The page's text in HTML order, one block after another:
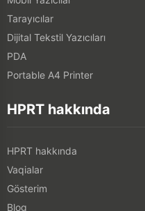
Tarayıcılar
Dijital Tekstil Yazıcıları
PDA
Portable A4 Printer
HPRT hakkında
HPRT hakkında
Vaqialar
Gösterim
Blog